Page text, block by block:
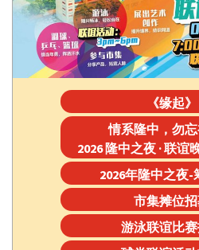
《缘起》
情系隆中，勿忘
2026 隆中之夜 · 联谊
2026年隆中之夜-
市集摊位
游泳联谊比